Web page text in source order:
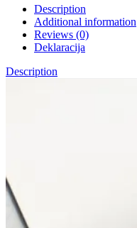
Description
Additional information
Reviews (0)
Deklaracija
Description